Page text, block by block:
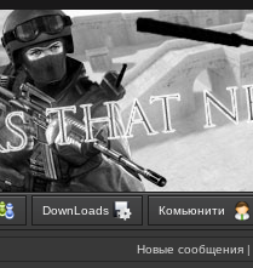
DownLoads Комьюнити
Новые сообщения |